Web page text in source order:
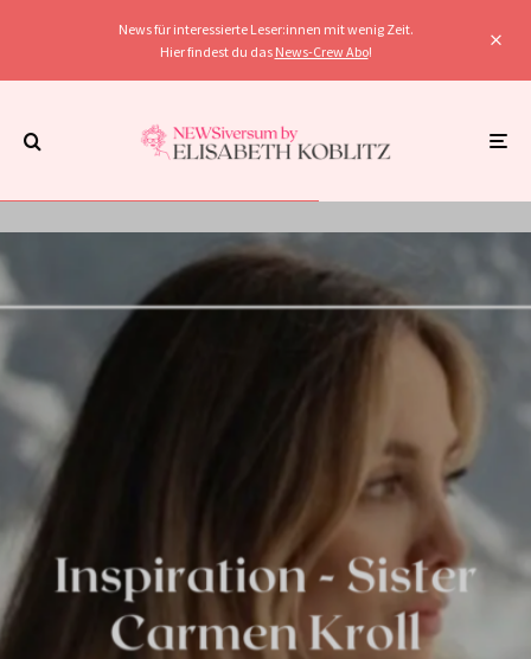
News für interessierte Leser:innen mit wenig Zeit.
Hier findest du das News-Crew Abo!